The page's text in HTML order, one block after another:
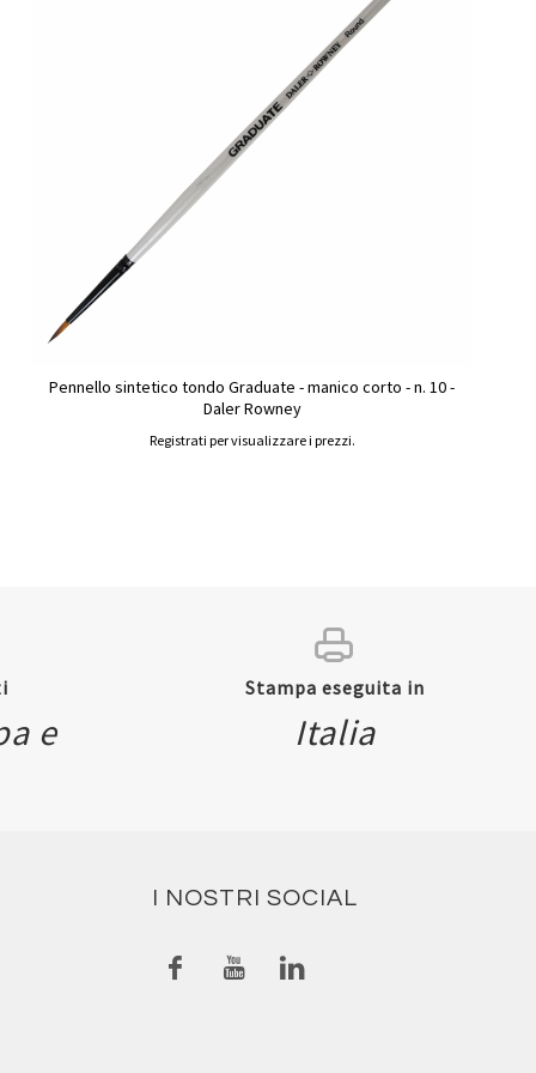
Pennello sintetico tondo Graduate - manico corto - n. 10 -
Daler Rowney
Registrati per visualizzare i prezzi.
e
Stampa eseguita in
Italia
I NOSTRI SOCIAL